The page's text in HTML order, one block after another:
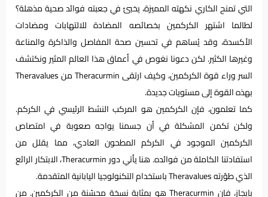
التي تمنح الكاري نكهته المميزة، يخبئ في جعبته فوائد صحية مذهلة؟
لطالما اشتهر الكركمين بخصائصه المضادة للالتهابات ومضادات
الأكسدة، وقد يُساهم في تحسين صحة المفاصل والذاكرة والمناعة
وغيرها الكثير. لكن دعونا نغوص في أعماق هذا العالم المثير ونكتشف
السر وراء قوة الكركمين، وكيف ارتقى Theracurmin من Theravalues
بهذه القوة إلى مستويات جديدة.
كما تعلمون، فإن الكركمين هو المركب النشط الرئيسي في الكركم.
ولكن تكمن المشكلة في أن جسمنا يواجه صعوبة في امتصاص
الكركمين الموجود في الكركم المطحون العادي، مما يقلل من
استفادتنا الكاملة من فوائده. هنا يأتي دور Theracurmin، الابتكار الرائع
الذي طوّرته Theravalues باستخدام التكنولوجيا اليابانية المتقدمة.
بإيجاز، فإن Theracurmin هو بمثابة نسخة محسّنة من الكركمين. من